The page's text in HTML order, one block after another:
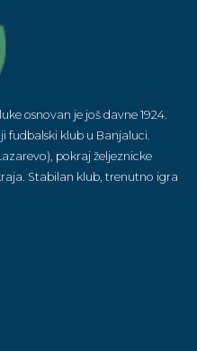
osnovan je još davne 1924.
fudbalski klub u Banjaluci.
pokraj željeznicke
Stabilan klub, trenutno igra